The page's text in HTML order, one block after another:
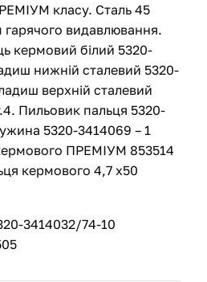
класу. Сталь 45
видавлювання.
кермовий білий 5320-
нижній сталевий 5320-
верхній сталевий
Пильовик пальця 5320-
5320-3414069 – 1
ПРЕМІУМ 853514
кермового 4,7 х50
3414032/74-10